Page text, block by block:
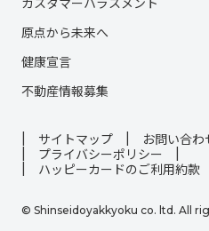
原点から未来へ
健康宣言
不動産情報募集
サイトマップ
お問い合わ
プライバシーポリシー
ハッピーカードのご利用約款
© Shinseidoyakkyoku co. ltd. All